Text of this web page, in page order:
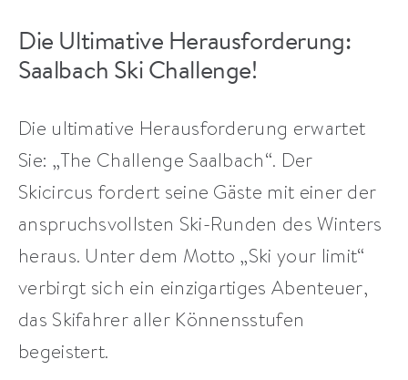
Die Ultimative Herausforderung:
Saalbach Ski Challenge!
Die ultimative Herausforderung erwartet
Sie: „The Challenge Saalbach“. Der
Skicircus fordert seine Gäste mit einer der
anspruchsvollsten Ski-Runden des Winters
heraus. Unter dem Motto „Ski your limit“
verbirgt sich ein einzigartiges Abenteuer,
das Skifahrer aller Könnensstufen
begeistert.